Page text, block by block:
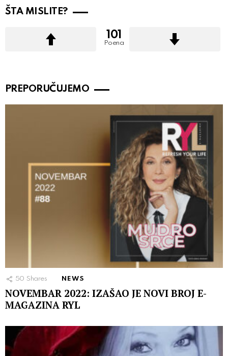
ŠTA MISLITE?
101
Poena
PREPORUČUJEMO
50 Shares NEWS
NOVEMBAR 2022: IZAŠAO JE NOVI BROJ E-
MAGAZINA RYL